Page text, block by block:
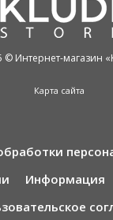
© Интернет-магазин
Карта сайта
Информация